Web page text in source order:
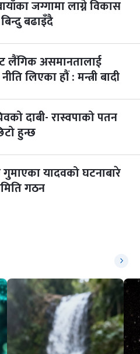
जग्गामा लाग्ने विकास
बढाइँदै
लैंगिक असमानतालाई
लिएका हौं : मन्त्री बादी
दाबी- रास्वपाको पतन
हुन्छ
गुमाएका यादवको घटनाबारे
गठन